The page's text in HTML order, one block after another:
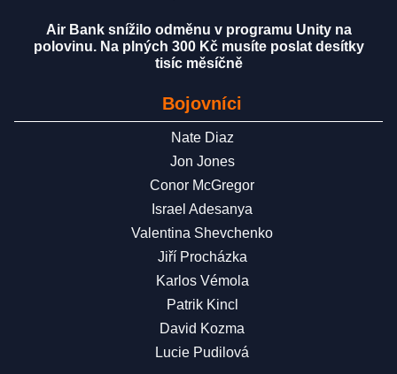
Air Bank snížilo odměnu v programu Unity na
polovinu. Na plných 300 Kč musíte poslat desítky
tisíc měsíčně
Bojovníci
Nate Diaz
Jon Jones
Conor McGregor
Israel Adesanya
Valentina Shevchenko
Jiří Procházka
Karlos Vémola
Patrik Kincl
David Kozma
Lucie Pudilová